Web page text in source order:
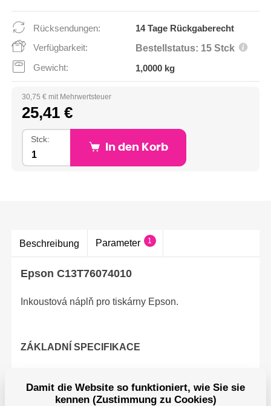
Rücksendungen:
14 Tage Rückgaberecht
Verfügbarkeit:
Bestellstatus: 15 Stck
Gewicht: 1,0000 kg
30,75 € mit Mehrwertsteuer
25,41 €
Stck:
In den Korb
Beschreibung Parameter 1
Epson C13T76074010
Inkoustová náplň pro tiskárny Epson.
ZÁKLADNÍ SPECIFIKACE
Pro tiskárny:Epson SureColor SC-P600
Damit die Website so funktioniert, wie Sie sie
kennen (Zustimmung zu Cookies)